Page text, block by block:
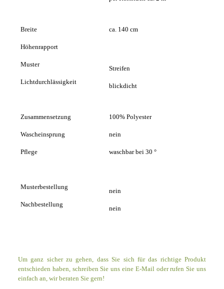
Breite ca. 140 cm
Höhenrapport
Muster
Streifen
Lichtdurchlässigkeit
blickdicht
Zusammensetzung 100% Polyester
Wascheinsprung nein
Pflege waschbar bei 30 °
Musterbestellung
nein
Nachbestellung
nein
Um ganz sicher zu gehen, dass Sie sich für das richtige Produkt
entschieden haben, schreiben Sie uns eine E-Mail oder rufen Sie uns
einfach an, wir beraten Sie gern!